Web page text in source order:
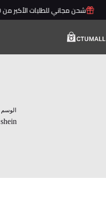
التجاوزشحن مجاني للطلبات الأكبر من 2000ج
الوسم
shein